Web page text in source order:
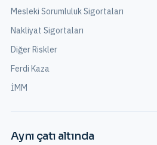
Mesleki Sorumluluk Sigortaları
Nakliyat Sigortaları
Diğer Riskler
Ferdi Kaza
İMM
Aynı çatı altında